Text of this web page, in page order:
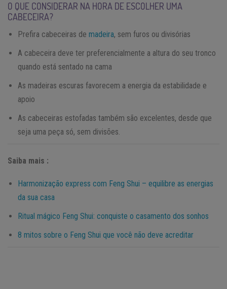
O QUE CONSIDERAR NA HORA DE ESCOLHER UMA
CABECEIRA?
Prefira cabeceiras de madeira, sem furos ou divisórias
A cabeceira deve ter preferencialmente a altura do seu tronco
quando está sentado na cama
As madeiras escuras favorecem a energia da estabilidade e
apoio
As cabeceiras estofadas também são excelentes, desde que
seja uma peça só, sem divisões.
Saiba mais :
Harmonização express com Feng Shui – equilibre as energias
da sua casa
Ritual mágico Feng Shui: conquiste o casamento dos sonhos
8 mitos sobre o Feng Shui que você não deve acreditar